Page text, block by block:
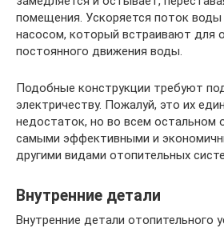
помещения. Ускоряется поток
насосом, который встраивают для
постоянного движения воды.
Подобные конструкции требуют
электричеству. Пожалуй, это их
недостаток, но во всем остальном
самыми эффективными и
другими видами отопительных
Внутренние детали
Внутренние детали отопительного